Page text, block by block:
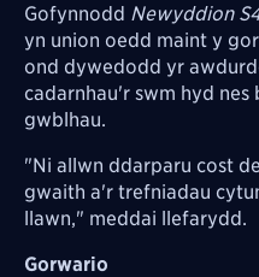
Gofynnodd Newyddion
yn union oedd maint y
ond dywedodd yr
cadarnhau'r swm hyd
gwblhau.
"Ni allwn ddarparu cost
gwaith a'r trefniadau
llawn," meddai llefarydd.
Gorwario